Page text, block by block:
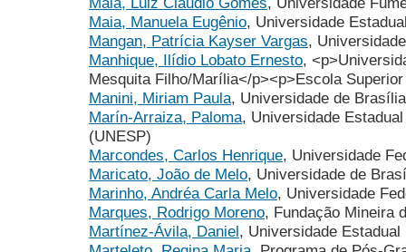
Maia, Manuela Eugênio, Universidade
Mangan, Patrícia Kayser Vargas,
Manhique, Ilídio Lobato Ernesto,
Mesquita Filho/Marília</p><p>Escola
Manini, Miriam Paula, Universidade de
Marín-Arraiza, Paloma, Universidade
(UNESP)
Marcondes, Carlos Henrique, Universidade
Maricato, João de Melo, Universidade de
Marinho, Andréa Carla Melo, Universidade
Marques, Rodrigo Moreno, Fundação Mineira
Martínez-Ávila, Daniel, Universidade